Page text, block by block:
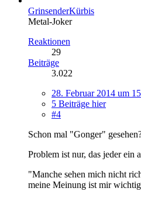
GrinsenderKürbis
Metal-Joker
Reaktionen
29
Beiträge
3.022
28. Februar 2014 um
5 Beiträge hier
#4
Schon mal "Gonger"
Problem ist nur, das jeder ein
"Manche sehen mich nicht
meine Meinung ist mir